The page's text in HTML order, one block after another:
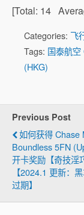
[Total: 14
Categories: 飞
Tags: 国泰航
(HKG)
Previous Post
如何获得 Chase
Boundless 5FN
开卡奖励【奇技淫
【2024.1 更新：
过期】